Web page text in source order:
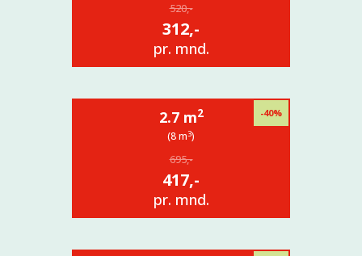
520,-
312,-
pr. mnd.
-40%
2.7 m2
(8 m3)
695,-
417,-
pr. mnd.